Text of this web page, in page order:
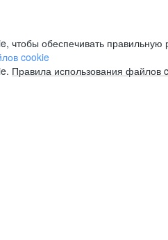
обеспечивать правильную
cookie
Правила использования файлов